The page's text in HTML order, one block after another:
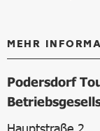
MEHR
Podersdorf